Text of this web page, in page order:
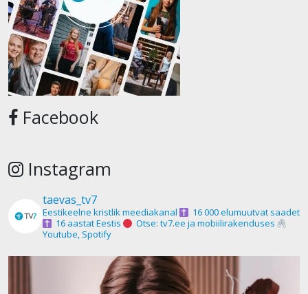
Facebook
Instagram
taevas_tv7
Eestikeelne kristlik meediakanal
16 000 elumuutvat saadet
16 aastat Eestis
Otse: tv7.ee ja mobiilirakenduses
Youtube, Spotify